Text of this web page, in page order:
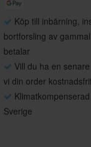
Köp till inbärning,
bortforsling av
betalar
Vill du ha en
vi din order
Sverige